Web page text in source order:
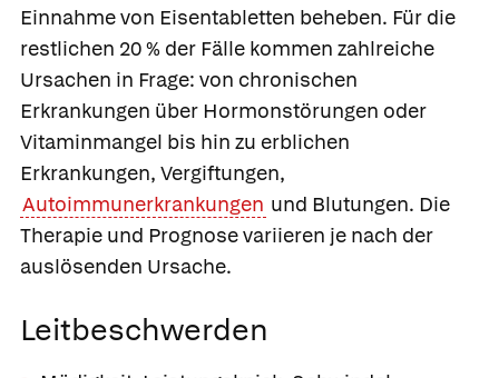
Einnahme von Eisentabletten beheben. Für die
restlichen 20 % der Fälle kommen zahlreiche
Ursachen in Frage: von chronischen
Erkrankungen über Hormonstörungen oder
Vitaminmangel bis hin zu erblichen
Erkrankungen, Vergiftungen,
Autoimmunerkrankungen und Blutungen. Die
Therapie und Prognose variieren je nach der
auslösenden Ursache.
Leitbeschwerden